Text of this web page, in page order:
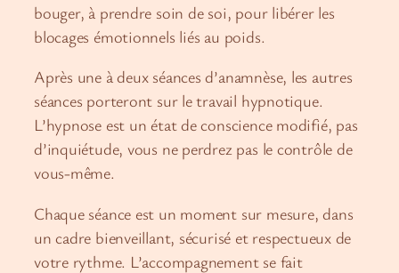
bouger, à prendre soin de soi, pour libérer les
blocages émotionnels liés au poids.
Après une à deux séances d’anamnèse, les autres
séances porteront sur le travail hypnotique.
L’hypnose est un état de conscience modifié, pas
d’inquiétude, vous ne perdrez pas le contrôle de
vous-même.
Chaque séance est un moment sur mesure, dans
un cadre bienveillant, sécurisé et respectueux de
votre rythme. L’accompagnement se fait